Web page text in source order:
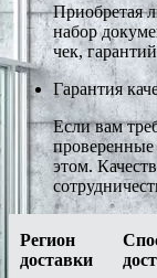
Приобретая
набор
чек,
Гарантия
Если вам
проверенные
этом.
Регион
доставки